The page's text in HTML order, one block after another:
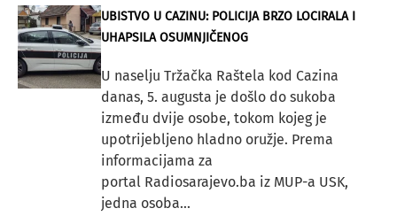
UBISTVO U CAZINU: POLICIJA BRZO LOCIRALA I
UHAPSILA OSUMNJIČENOG
U naselju Tržačka Raštela kod Cazina
danas, 5. augusta je došlo do sukoba
između dvije osobe, tokom kojeg je
upotrijebljeno hladno oružje. Prema
informacijama za
portal Radiosarajevo.ba iz MUP-a USK,
jedna osoba...